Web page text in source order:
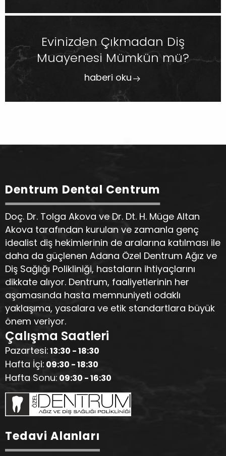
Evinizden Çıkmadan Diş
Muayenesi Mümkün mü?
haberi oku
Dentrum Dental Centrum
Doç. Dr. Tolga Akova ve Dr. Dt. H. Müge Altan
Akova tarafından kurulan ve zamanla genç
idealist diş hekimlerinin de aralarına katılması ile
daha da güçlenen Adana Özel Dentrum Ağız ve
Diş Sağlığı Polikliniği, hastaların ihtiyaçlarını
dikkate alıyor. Dentrum, faaliyetlerinin her
aşamasında hasta memnuniyeti odaklı
yaklaşıma, yasalara ve etik standartlara büyük
önem veriyor.
Çalışma Saatleri
Pazartesi:13:30 - 18:30
Hafta İçi: 09:30 - 18:30
Hafta Sonu: 09:30 - 16:30
Tedavi Alanları